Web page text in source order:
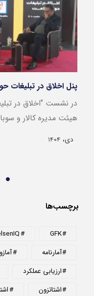
پنل اخلاق در تبلیغات
در نشست "اخلاق در
هیئت مدیره کالار و
دی، 1404
برچسب‌ها
GFK
آمارنامه
ارزیابی عملکرد
اشتاتزون